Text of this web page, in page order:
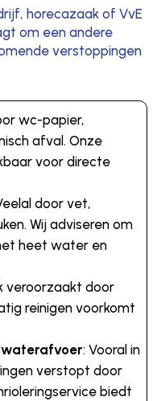
horecazaak of VvE
om een andere
verstoppingen
wc-papier,
afval. Onze
voor directe
door vet,
Wij adviseren om
heet water en
veroorzaakt door
reinigen voorkomt
: Vooral in
verstopt door
biedt